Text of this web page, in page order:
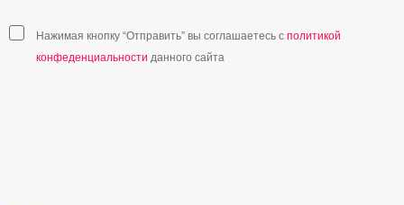
Нажимая кнопку “Отправить” вы соглашаетесь с политикой
конфеденциальности данного сайта